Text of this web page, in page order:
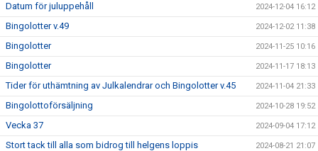
Datum för juluppehåll 2024-12-04 16:12
Bingolotter v.49 2024-12-02 11:38
Bingolotter 2024-11-25 10:16
Bingolotter 2024-11-17 18:13
Tider för uthämtning av Julkalendrar och Bingolotter v.45 2024-11-04 21:33
Bingolottoförsäljning 2024-10-28 19:52
Vecka 37 2024-09-04 17:12
Stort tack till alla som bidrog till helgens loppis 2024-08-21 21:07